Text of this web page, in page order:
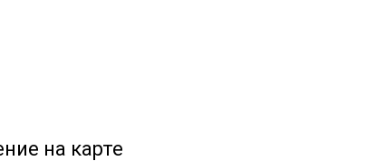
на карте